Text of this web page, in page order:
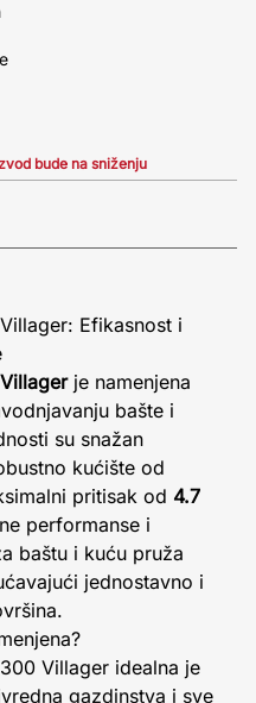
bude na sniženju
Efikasnost i
je namenjena
bašte i
su snažan
kućište od
pritisak od 4.7
performanse i
baštu i kuću pruža
jednostavno i
Villager idealna je
gazdinstva i sve